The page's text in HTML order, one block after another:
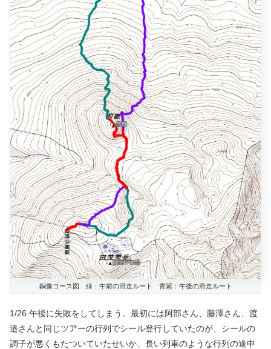
銅像コース図 緑：午前の滑走ルート 青紫：午後の滑走ルート
1/26 午後に失敗をしてしまう。最初には阿部さん、藤澤さん、渡
邉さんと同じツアーの行列でシール登行していたのが、シールの
調子が悪くもたついていたせいか、長い列車のような行列の途中